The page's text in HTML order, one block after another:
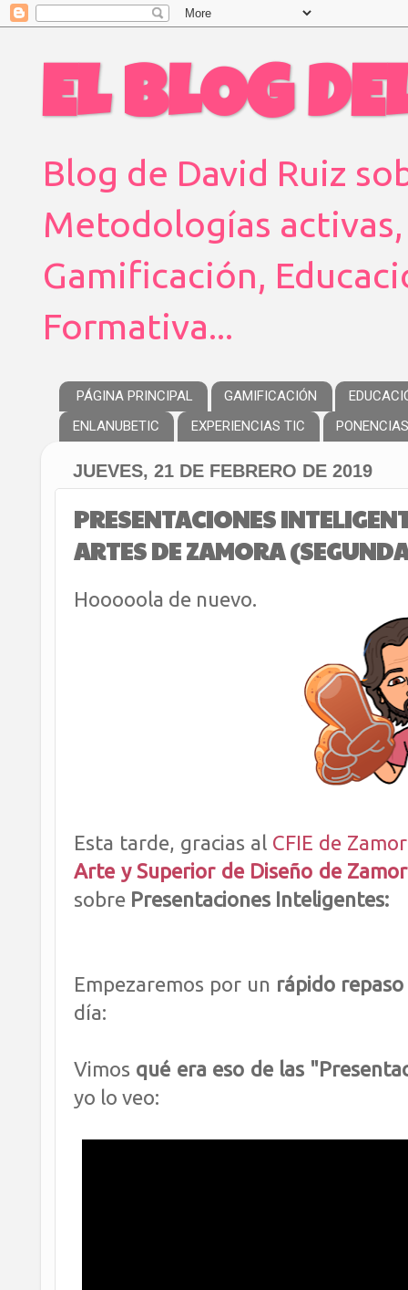
EL BLOG
Blog de David Ruiz
Metodologías
Gamificación,
Formativa...
PÁGINA PRINCIPAL GAMIFICACIÓN
ENLANUBETIC
EXPERIENCIAS TIC
JUEVES, 21 DE FEBRERO DE 2019
PRESENTACIONES
ARTES DE ZAMORA
Hooooola de nuevo.
Esta tarde, gracias al CFIE de
Arte y Superior de Diseño de
sobre Presentaciones Inteligentes:
Empezaremos por un rápido repaso
día:
Vimos qué era eso de las
yo lo veo: